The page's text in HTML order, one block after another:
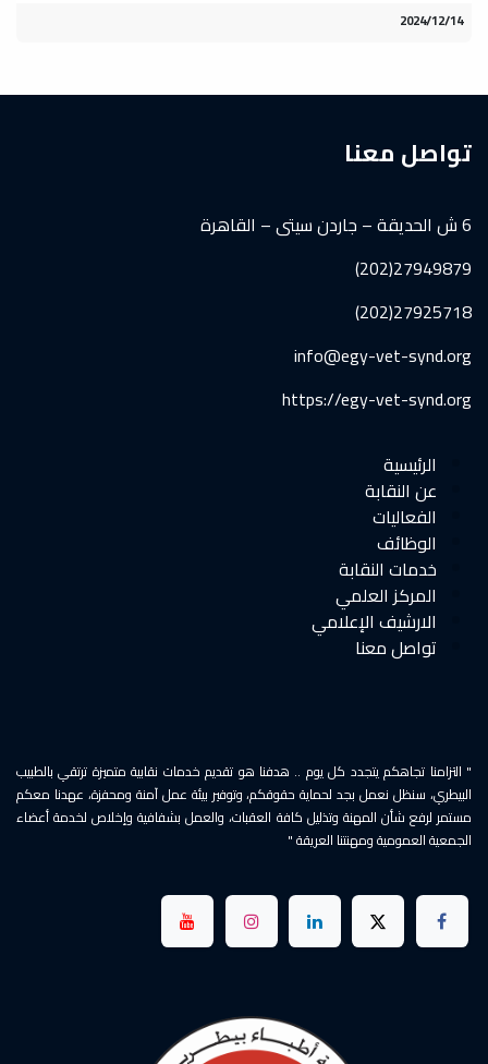
14‏/12‏/2024
تواصل معنا
6 ش الحديقة – جاردن سيتى – القاهرة
27949879(202)
27925718(202)
info@egy-vet-synd.org
https://egy-vet-synd.org
الرئيسية
عن النقابة
الفعاليات
الوظائف
خدمات النقابة
المركز العلمي
الارشيف الإعلامي
تواصل معنا
" التزامنا تجاهكم يتجدد كل يوم .. هدفنا هو تقديم خدمات نقابية متميزة ترتقي بالطبيب
البيطري، سنظل نعمل بجد لحماية حقوقكم، وتوفير بيئة عمل آمنة ومحفزة، عهدنا معكم
مستمر لرفع شأن المهنة وتذليل كافة العقبات، والعمل بشفافية وإخلاص لخدمة أعضاء
الجمعية العمومية ومهنتنا العريقة "